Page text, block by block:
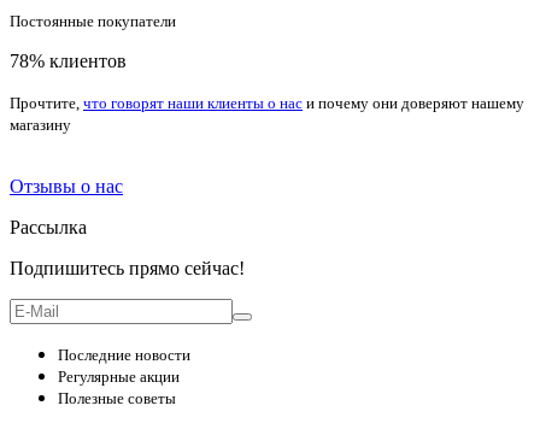
Постоянные покупатели
78% клиентов
Прочтите, что говорят наши клиенты о нас и почему они доверяют нашему
магазину
Отзывы о нас
Рассылка
Подпишитесь прямо сейчас!
Последние новости
Регулярные акции
Полезные советы